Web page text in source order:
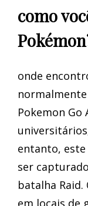
como
onde
Pokemon Go
entanto, este
ser
batalha Raid.
em locais de